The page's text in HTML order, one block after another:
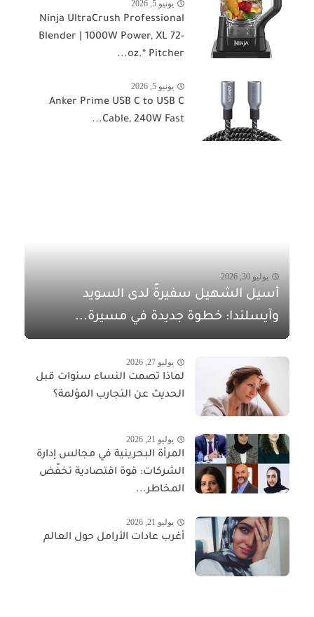
يونيو 5, 2026
Ninja UltraCrush Professional
Blender | 1000W Power, XL 72-
oz.* Pitcher...
يونيو 5, 2026
Anker Prime USB C to USB C
Cable, 240W Fast...
يوليو 30, 2026
أسيل الشهيل سفيرةً لدى السويد
وآيسلندا: خطوة جديدة في مسيرة...
يوليو 27, 2026
لماذا تصمت النساء سنوات قبل
الحديث عن التجارب المؤلمة؟
يوليو 21, 2026
المرأة البحرينية في مجالس إدارة
الشركات: قوة اقتصادية تخفّض
المخاطر...
يوليو 21, 2026
أغرب عادات الأرامل حول العالم